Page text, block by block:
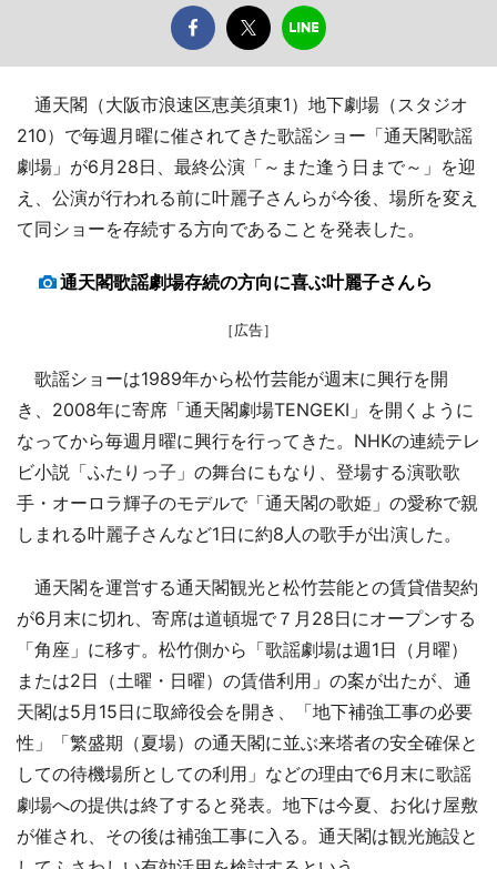
通天閣（大阪市浪速区恵美須東1）地下劇場（スタジオ
210）で毎週月曜に催されてきた歌謡ショー「通天閣歌謡
劇場」が6月28日、最終公演「～また逢う日まで～」を迎
え、公演が行われる前に叶麗子さんらが今後、場所を変え
て同ショーを存続する方向であることを発表した。
通天閣歌謡劇場存続の方向に喜ぶ叶麗子さんら
［広告］
歌謡ショーは1989年から松竹芸能が週末に興行を開
き、2008年に寄席「通天閣劇場TENGEKI」を開くように
なってから毎週月曜に興行を行ってきた。NHKの連続テレ
ビ小説「ふたりっ子」の舞台にもなり、登場する演歌歌
手・オーロラ輝子のモデルで「通天閣の歌姫」の愛称で親
しまれる叶麗子さんなど1日に約8人の歌手が出演した。
通天閣を運営する通天閣観光と松竹芸能との賃貸借契約
が6月末に切れ、寄席は道頓堀で７月28日にオープンする
「角座」に移す。松竹側から「歌謡劇場は週1日（月曜）
または2日（土曜・日曜）の賃借利用」の案が出たが、通
天閣は5月15日に取締役会を開き、「地下補強工事の必要
性」「繁盛期（夏場）の通天閣に並ぶ来塔者の安全確保と
しての待機場所としての利用」などの理由で6月末に歌謡
劇場への提供は終了すると発表。地下は今夏、お化け屋敷
が催され、その後は補強工事に入る。通天閣は観光施設と